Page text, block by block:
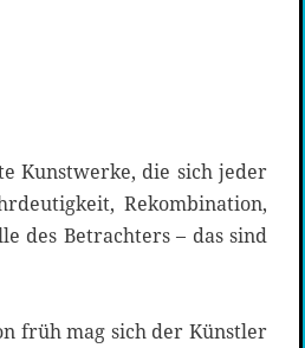
Kunstwerke, die sich jeder
Rekombination,
des Betrachters – das sind
früh mag sich der Künstler